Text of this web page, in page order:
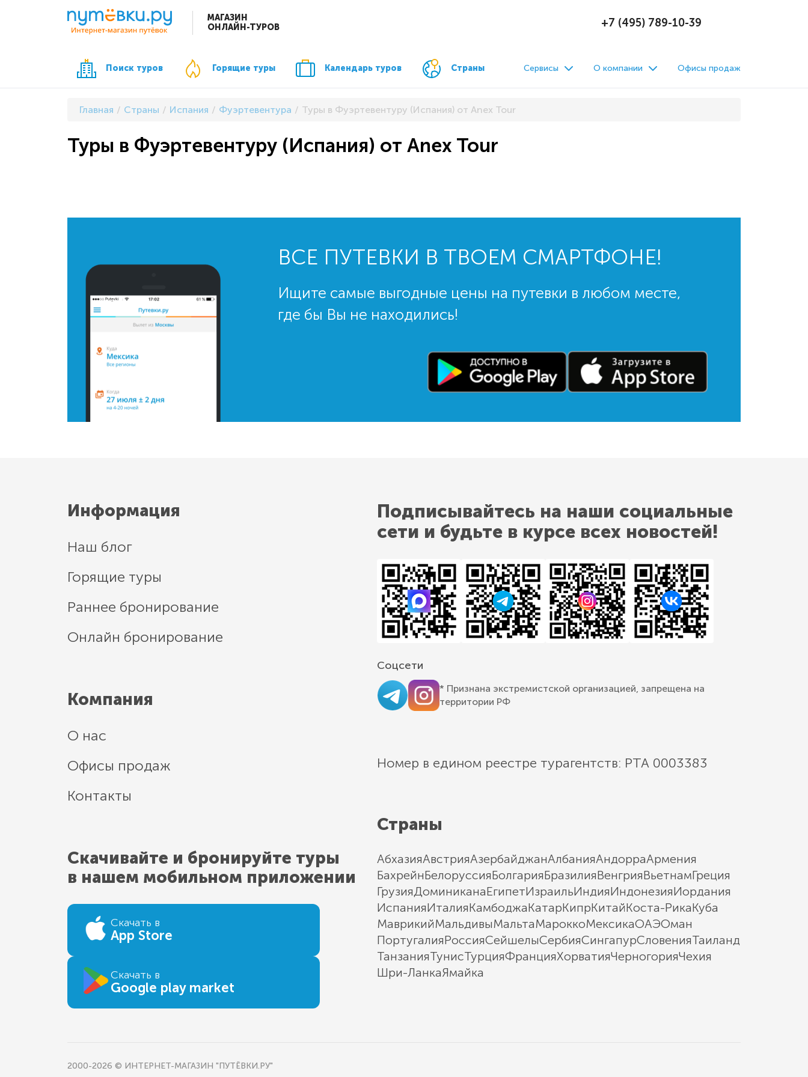
МАГАЗИН
ОНЛАЙН-ТУРОВ
+7 (495) 789-10-39
Поиск туров Горящие туры Календарь туров Страны Сервисы О компании Офисы продаж
Главная Страны Испания Фуэртевентура Туры в Фуэртевентуру (Испания) от Anex Tour
Туры в Фуэртевентуру (Испания) от Anex Tour
ВСЕ ПУТЕВКИ В ТВОЕМ СМАРТФОНЕ!
Ищите самые выгодные цены на путевки в любом месте,
где бы Вы не находились!
Информация
Наш блог
Горящие туры
Раннее бронирование
Онлайн бронирование
Компания
О нас
Офисы продаж
Контакты
Скачивайте и бронируйте туры
в нашем мобильном приложении
Скачать в
App Store
Скачать в
Google play market
Подписывайтесь на наши социальные
сети и будьте в курсе всех новостей!
Соцсети
* Признана экстремистской организацией, запрещена на
территории РФ
Номер в едином реестре турагентств: РТА 0003383
Страны
АбхазияАвстрияАзербайджанАлбанияАндорраАрмения
БахрейнБелоруссияБолгарияБразилияВенгрияВьетнамГреция
ГрузияДоминиканаЕгипетИзраильИндияИндонезияИордания
ИспанияИталияКамбоджаКатарКипрКитайКоста-РикаКуба
МаврикийМальдивыМальтаМароккоМексикаОАЭОман
ПортугалияРоссияСейшелыСербияСингапурСловенияТаиланд
ТанзанияТунисТурцияФранцияХорватияЧерногорияЧехия
Шри-ЛанкаЯмайка
2000-2026 © ИНТЕРНЕТ-МАГАЗИН "ПУТЁВКИ.РУ"